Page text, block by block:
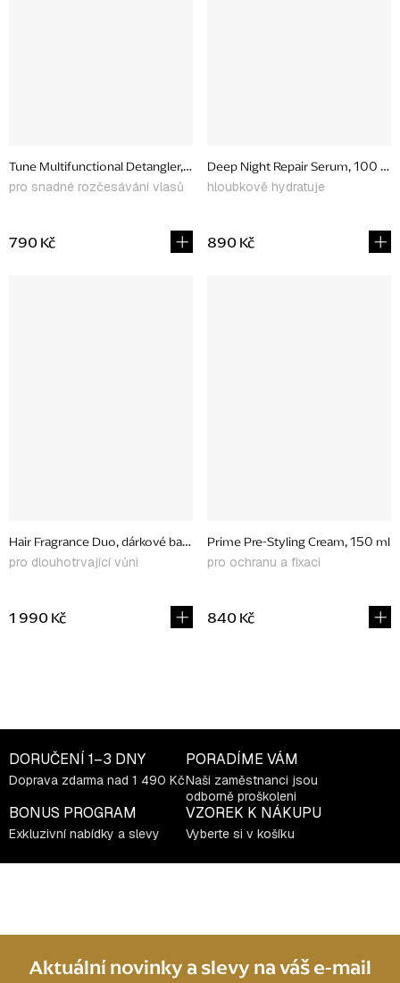
Tune Multifunctional Detangler, 150 ml
pro snadné rozčesávání vlasů
790 Kč
Deep Night Repair Serum, 100 ml
hloubkově hydratuje
890 Kč
Hair Fragrance Duo, dárkové balení
pro dlouhotrvající vůni
1 990 Kč
Prime Pre-Styling Cream, 150 ml
pro ochranu a fixaci
840 Kč
l
d
a
c
í
y
DORUČENÍ 1–3 DNY
Doprava zdarma nad 1 490 Kč
PORADÍME VÁM
Naši zaměstnanci jsou
odborně proškoleni
BONUS PROGRAM
Exkluzivní nabídky a slevy
VZOREK K NÁKUPU
Vyberte si v košíku
Aktuální novinky a slevy na váš e-mail